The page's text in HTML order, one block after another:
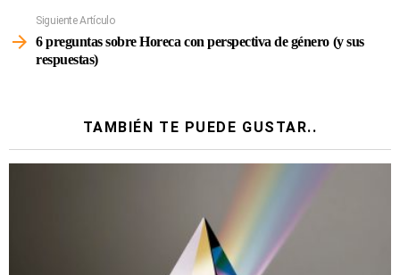
Siguiente Artículo
6 preguntas sobre Horeca con perspectiva de género (y sus
respuestas)
TAMBIÉN TE PUEDE GUSTAR..